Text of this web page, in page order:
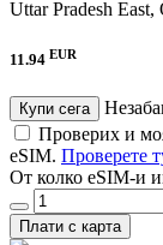
Uttar Pradesh
11.94 EUR
Купи сега
Проверих и
eSIM. Проверете
От колко eSIM-и
Плати с карта